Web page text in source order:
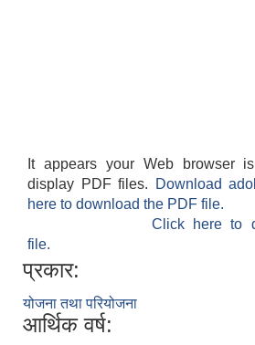
It appears your Web browser
display PDF files.
Download
here to download the PDF file.
Click here to
file.
प्रकार:
योजना तथा परियोजना
आर्थिक वर्ष: